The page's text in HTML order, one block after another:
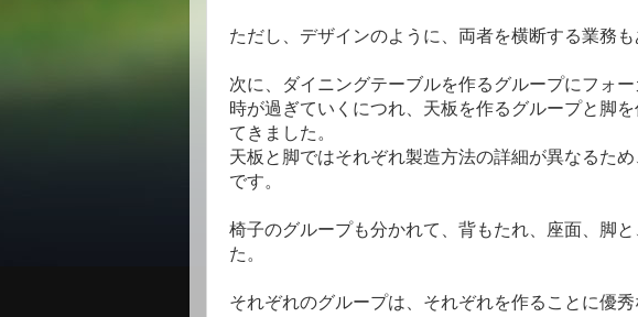
ただし、デザインのように、両者を横断する業務
次に、ダイニングテーブルを作るグループにフォー
時が過ぎていくにつれ、天板を作るグループと脚
てきました。
天板と脚ではそれぞれ製造方法の詳細が異なるた
です。
椅子のグループも分かれて、背もたれ、座面、脚
た。
それぞれのグループは、それぞれを作ることに優秀